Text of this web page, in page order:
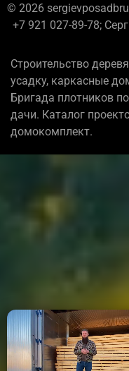
© 2026
+7 921 027-89-78;
Строительство
усадку, каркасные
Бригада плотников
дачи. Каталог
домокомплект.